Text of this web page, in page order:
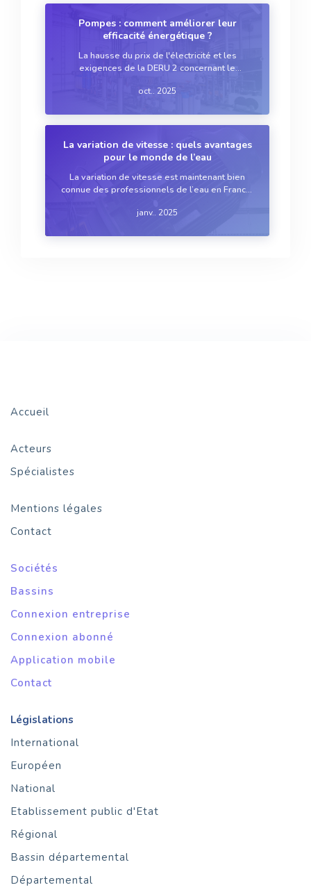
Pompes : comment améliorer leur
efficacité énergétique ?
La hausse du prix de l'électricité et les
exigences de la DERU 2 concernant le
d’assainissement poussent les entreprises du
d’énergie. Si les pompes représe...
oct.. 2025
La variation de vitesse : quels avantages
pour le monde de l’eau
La variation de vitesse est maintenant bien
connue des professionnels de l’eau en France.
reste l’économie d’énergie, elle présente
d’horizon des...
janv.. 2025
Accueil
Acteurs
Spécialistes
Mentions légales
Contact
Sociétés
Bassins
Connexion entreprise
Connexion abonné
Application mobile
Contact
Législations
International
Européen
National
Etablissement public d'Etat
Régional
Bassin départemental
Départemental